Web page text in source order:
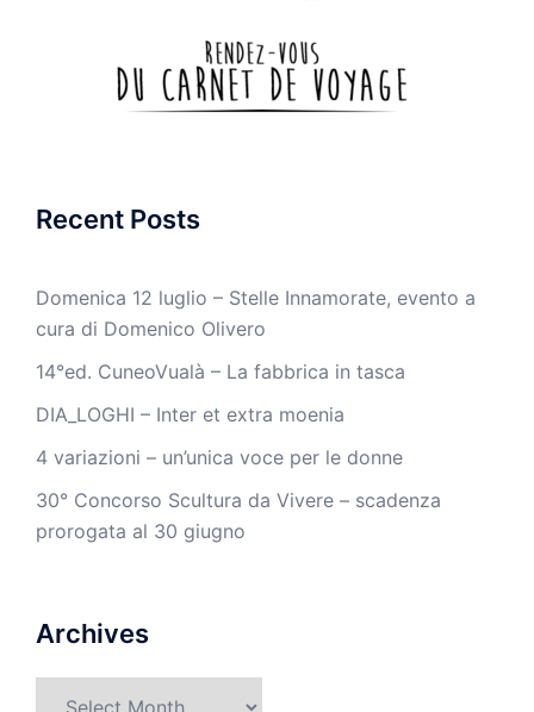
Recent Posts
Domenica 12 luglio – Stelle Innamorate, evento a
cura di Domenico Olivero
14°ed. CuneoVualà – La fabbrica in tasca
DIA_LOGHI – Inter et extra moenia
4 variazioni – un’unica voce per le donne
30° Concorso Scultura da Vivere – scadenza
prorogata al 30 giugno
Archives